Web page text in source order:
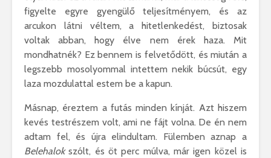
figyelte egyre gyengülő teljesítményem, és az
arcukon látni véltem, a hitetlenkedést, biztosak
voltak abban, hogy élve nem érek haza. Mit
mondhatnék? Ez bennem is felvetődött, és miután a
legszebb mosolyommal intettem nekik búcsút, egy
laza mozdulattal estem be a kapun.
Másnap, éreztem a futás minden kínját. Azt hiszem
kevés testrészem volt, ami ne fájt volna. De én nem
adtam fel, és újra elindultam. Fülemben aznap a
Belehalokszólt, és öt perc múlva, már igen közel is